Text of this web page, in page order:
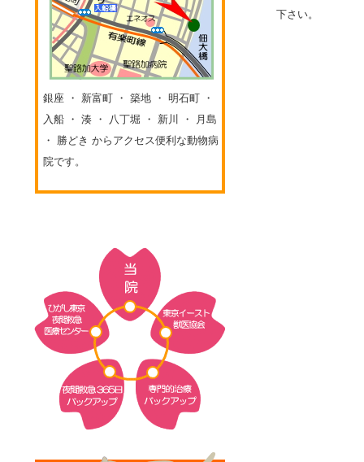
下さい。
銀座 ・ 新富町 ・ 築地 ・ 明石町 ・
入船 ・ 湊 ・ 八丁堀 ・ 新川 ・ 月島
・ 勝どき からアクセス便利な動物病
院です。